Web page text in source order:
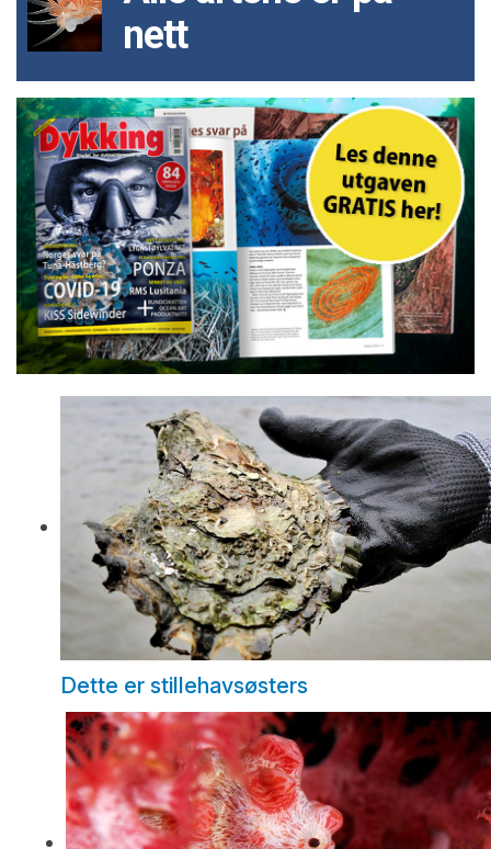
nett
Dette er stillehavsøsters